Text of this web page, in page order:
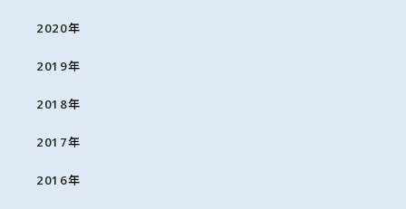
2020年
2019年
2018年
2017年
2016年